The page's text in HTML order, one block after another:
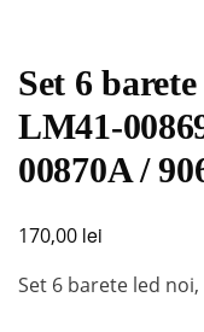
Set 6
LM41-
00870A /
170,00 lei
Set 6 barete led